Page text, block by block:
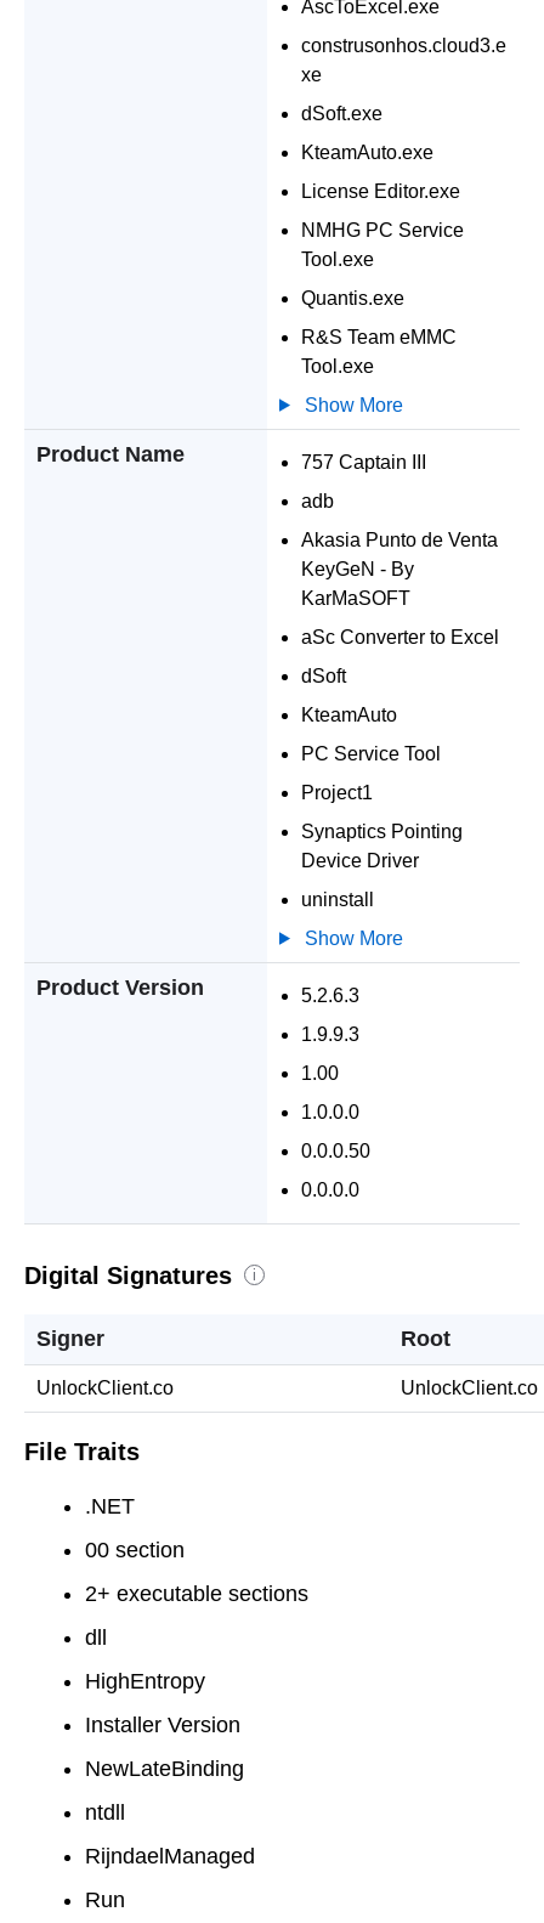
AscToExcel.exe
construsonhos.cloud3.e
xe
dSoft.exe
KteamAuto.exe
License Editor.exe
NMHG PC Service
Tool.exe
Quantis.exe
R&S Team eMMC
Tool.exe
Show More
Product Name
757 Captain III
adb
Akasia Punto de Venta
KeyGeN - By
KarMaSOFT
aSc Converter to Excel
dSoft
KteamAuto
PC Service Tool
Project1
Synaptics Pointing
Device Driver
uninstall
Show More
Product Version
5.2.6.3
1.9.9.3
1.00
1.0.0.0
0.0.0.50
0.0.0.0
Digital Signatures i
Signer Root
UnlockClient.co UnlockClient.co
File Traits
.NET
00 section
2+ executable sections
dll
HighEntropy
Installer Version
NewLateBinding
ntdll
RijndaelManaged
Run